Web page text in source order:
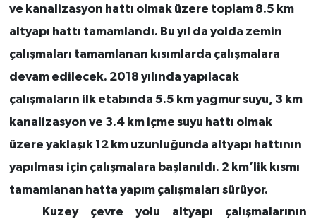
ve kanalizasyon hattı olmak üzere toplam 8.5 km
altyapı hattı tamamlandı. Bu yıl da yolda zemin
çalışmaları tamamlanan kısımlarda çalışmalara
devam edilecek. 2018 yılında yapılacak
çalışmaların ilk etabında 5.5 km yağmur suyu, 3 km
kanalizasyon ve 3.4 km içme suyu hattı olmak
üzere yaklaşık 12 km uzunluğunda altyapı hattının
yapılması için çalışmalara başlanıldı. 2 km’lik kısmı
tamamlanan hatta yapım çalışmaları sürüyor.
Kuzey çevre yolu altyapı çalışmalarının